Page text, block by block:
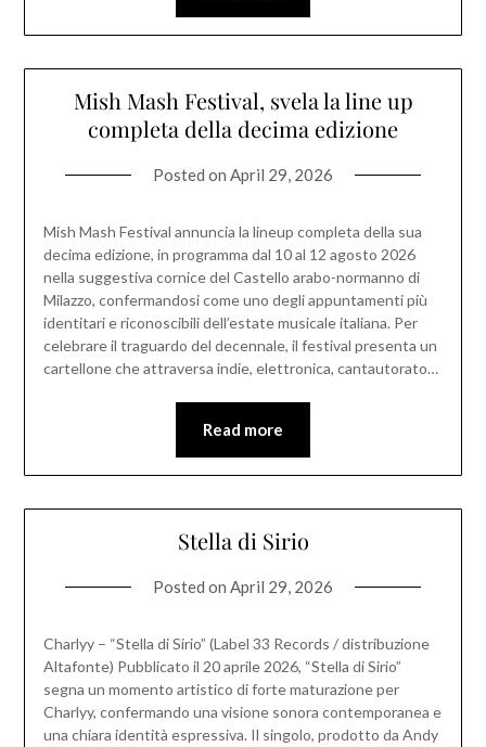
Mish Mash Festival, svela la line up
completa della decima edizione
Posted on April 29, 2026
Mish Mash Festival annuncia la lineup completa della sua
decima edizione, in programma dal 10 al 12 agosto 2026
nella suggestiva cornice del Castello arabo-normanno di
Milazzo, confermandosi come uno degli appuntamenti più
identitari e riconoscibili dell’estate musicale italiana. Per
celebrare il traguardo del decennale, il festival presenta un
cartellone che attraversa indie, elettronica, cantautorato…
Read more
Stella di Sirio
Posted on April 29, 2026
Charlyy – “Stella di Sirio” (Label 33 Records / distribuzione
Altafonte) Pubblicato il 20 aprile 2026, “Stella di Sirio”
segna un momento artistico di forte maturazione per
Charlyy, confermando una visione sonora contemporanea e
una chiara identità espressiva. Il singolo, prodotto da Andy